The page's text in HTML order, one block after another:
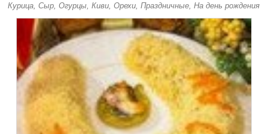
Курица, Сыр, Огурцы, Киви, Орехи, Праздничные, На день рождения